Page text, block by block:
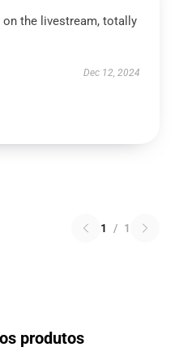
on the livestream, totally
Dec 12, 2024
1 / 1
produtos